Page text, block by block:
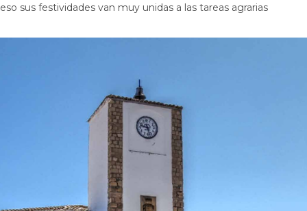
eso sus festividades van muy unidas a las tareas agrarias